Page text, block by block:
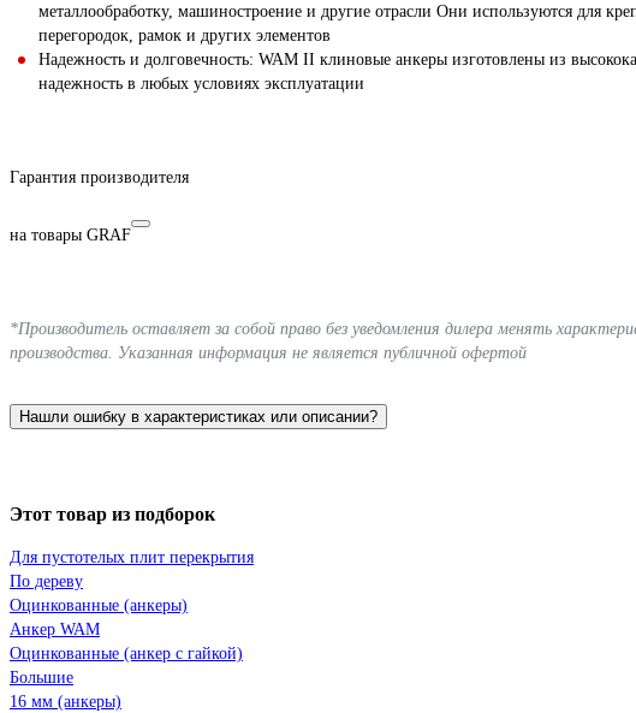
металлообработку, машиностроение и другие отрасли Они используются для
перегородок, рамок и других элементов
Надежность и долговечность: WAM II клиновые анкеры изготовлены из
надежность в любых условиях эксплуатации
Гарантия производителя
на товары GRAF
*Производитель оставляет за собой право без уведомления дилера менять
производства. Указанная информация не является публичной офертой
Нашли ошибку в характеристиках или описании?
Этот товар из подборок
Для пустотелых плит перекрытия
По дереву
Оцинкованные (анкеры)
Анкер WAM
Оцинкованные (анкер с гайкой)
Большие
16 мм (анкеры)